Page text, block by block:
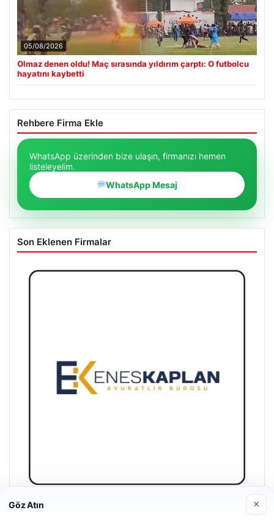
05/08/2026
Olmaz denen oldu! Maç sırasında yıldırım çarptı: O futbolcu
hayatını kaybetti
Rehbere Firma Ekle
WhatsApp üzerinden bize ulaşın, firmanızı hemen
listeleyelim.
WhatsApp Mesaj
Son Eklenen Firmalar
Enes Kaplan Avukatlık Bürosu
Göz Atın ×